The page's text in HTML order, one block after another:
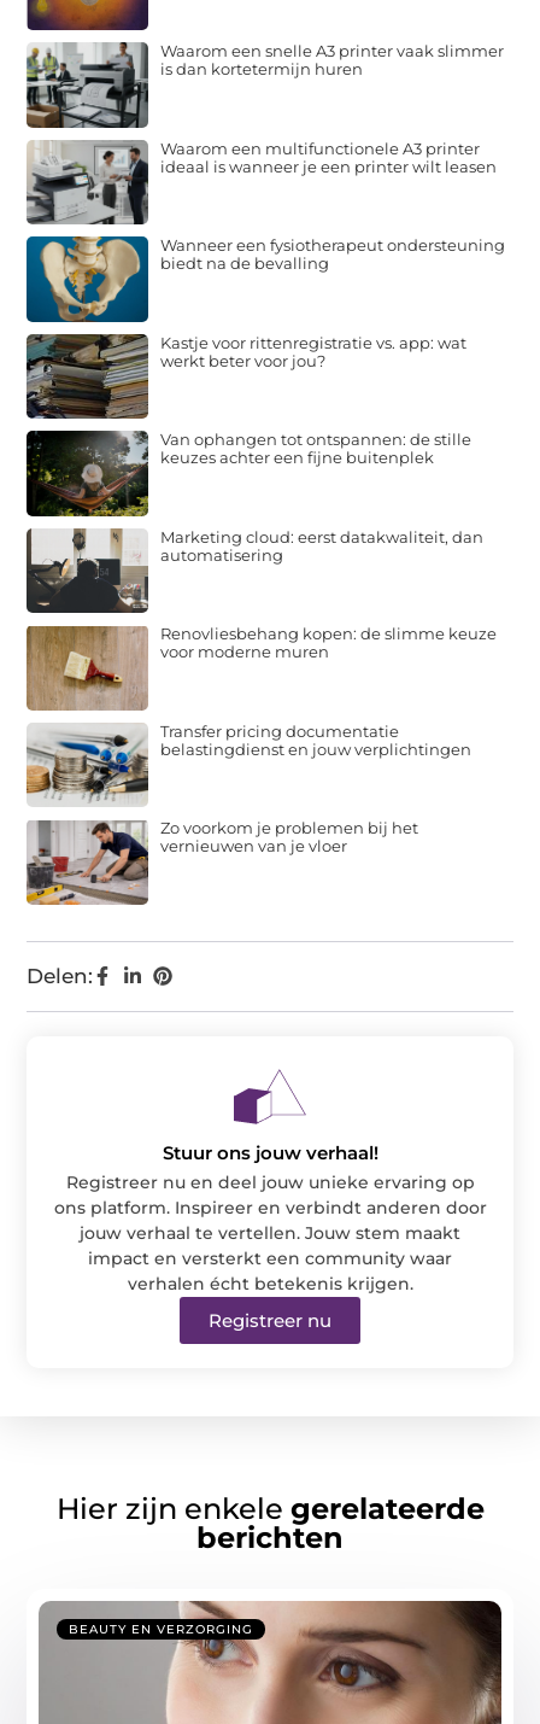
Delen:
Waarom een snelle A3 printer vaak slimmer
is dan kortetermijn huren
Waarom een multifunctionele A3 printer
ideaal is wanneer je een printer wilt leasen
Wanneer een fysiotherapeut ondersteuning
biedt na de bevalling
Kastje voor rittenregistratie vs. app: wat
werkt beter voor jou?
Van ophangen tot ontspannen: de stille
keuzes achter een fijne buitenplek
Marketing cloud: eerst datakwaliteit, dan
automatisering
Renovliesbehang kopen: de slimme keuze
voor moderne muren
Transfer pricing documentatie
belastingdienst en jouw verplichtingen
Zo voorkom je problemen bij het
vernieuwen van je vloer
Stuur ons jouw verhaal!
Registreer nu en deel jouw unieke ervaring op
ons platform. Inspireer en verbindt anderen door
jouw verhaal te vertellen. Jouw stem maakt
impact en versterkt een community waar
verhalen écht betekenis krijgen.
Registreer nu
Hier zijn enkele gerelateerde
berichten
BEAUTY EN VERZORGING